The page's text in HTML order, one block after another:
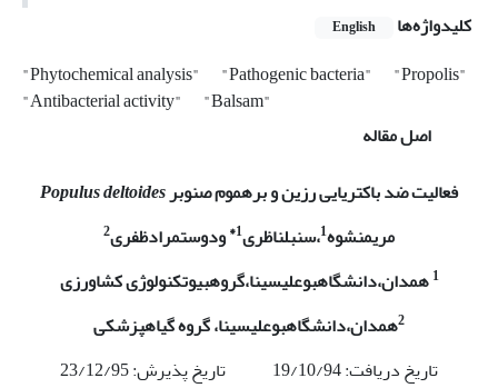
کلیدواژه‌ها
English
"Phytochemical analysis" "Pathogenic bacteria"
"Propolis"
"Antibacterial activity"
"Balsam"
اصل مقاله
فعالیت ضد باکتریایی رزین و بره­موم صنوبرPopulus deltoides
مریمنشوه1،سنبلناظری1
*ودوستمرادظفری2
1همدان،دانشگاهبوعلیسینا،گروهبیوتکنولوژی کشاورزی
2همدان،دانشگاهبوعلیسینا، گروه گیاهپزشکی
تاریخ دریافت: 19/10/94 تاریخ پذیرش: 23/12/95